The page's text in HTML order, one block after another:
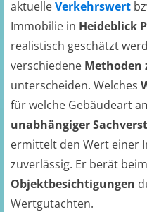
aktuelleVerkehrswert
Immobilie in Heideblick
realistisch geschätzt
verschiedene Methoden
unterscheiden. Welches
für welche Gebäudeart
unabhängiger
ermittelt den Wert einer
zuverlässig. Er berät
Objektbesichtigungen
Wertgutachten.